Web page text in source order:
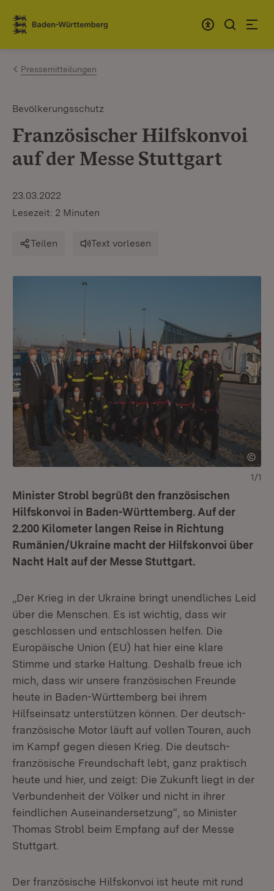
Zum Inhalt springen
Link zur Startseite
Pressemitteilungen
Bevölkerungsschutz
Französischer Hilfskonvoi
auf der Messe Stuttgart
23.03.2022
Lesezeit: 2 Minuten
Teilen Text vorlesen
1/1
Minister Strobl begrüßt den französischen
Hilfskonvoi in Baden-Württemberg. Auf der
2.200 Kilometer langen Reise in Richtung
Rumänien/Ukraine macht der Hilfskonvoi über
Nacht Halt auf der Messe Stuttgart.
„Der Krieg in der Ukraine bringt unendliches Leid
über die Menschen. Es ist wichtig, dass wir
geschlossen und entschlossen helfen. Die
Europäische Union (EU) hat hier eine klare
Stimme und starke Haltung. Deshalb freue ich
mich, dass wir unsere französischen Freunde
heute in Baden-Württemberg bei ihrem
Hilfseinsatz unterstützen können. Der deutsch-
französische Motor läuft auf vollen Touren, auch
im Kampf gegen diesen Krieg. Die deutsch-
französische Freundschaft lebt, ganz praktisch
heute und hier, und zeigt: Die Zukunft liegt in der
Verbundenheit der Völker und nicht in ihrer
feindlichen Auseinandersetzung“, so Minister
Thomas Strobl beim Empfang auf der Messe
Stuttgart.
Der französische Hilfskonvoi ist heute mit rund